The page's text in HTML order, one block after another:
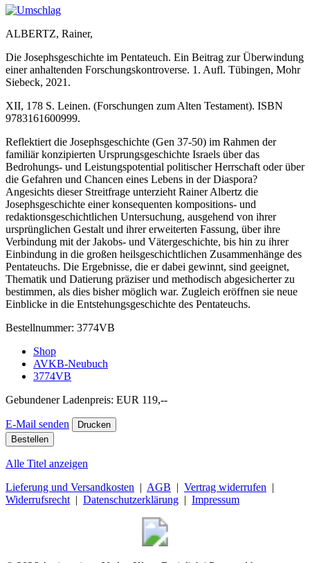
ALBERTZ, Rainer,
Die Josephsgeschichte im Pentateuch. Ein Beitrag zur Überwindung
einer anhaltenden Forschungskontroverse. 1. Aufl. Tübingen, Mohr
Siebeck, 2021.
XII, 178 S. Leinen. (Forschungen zum Alten Testament). ISBN
9783161600999.
Reflektiert die Josephsgeschichte (Gen 37-50) im Rahmen der
familiär konzipierten Ursprungsgeschichte Israels über das
Bedrohungs- und Leistungspotential politischer Herrschaft oder über
die Gefahren und Chancen eines Lebens in der Diaspora?
Angesichts dieser Streitfrage unterzieht Rainer Albertz die
Josephsgeschichte einer konsequenten kompositions- und
redaktionsgeschichtlichen Untersuchung, ausgehend von ihrer
ursprünglichen Gestalt und ihrer erweiterten Fassung, über ihre
Verbindung mit der Jakobs- und Vätergeschichte, bis hin zu ihrer
Einbindung in die großen heilsgeschichtlichen Zusammenhänge des
Pentateuchs. Die Ergebnisse, die er dabei gewinnt, sind geeignet,
Thematik und Datierung präziser und methodisch abgesicherter zu
bestimmen, als dies bisher möglich war. Zugleich eröffnen sie neue
Einblicke in die Entstehungsgeschichte des Pentateuchs.
Bestellnummer: 3774VB
Shop
AVKB-Neubuch
3774VB
Gebundener Ladenpreis: EUR 119,--
E-Mail senden
Alle Titel anzeigen
Lieferung und Versandkosten | AGB | Vertrag widerrufen |
Widerrufsrecht | Datenschutzerklärung | Impressum